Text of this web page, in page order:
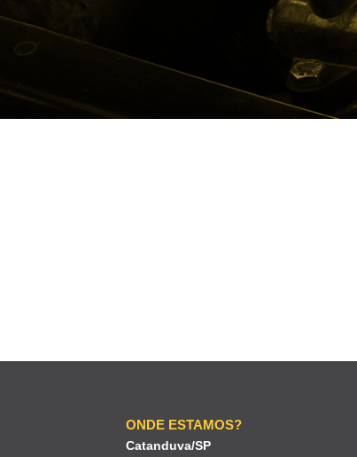
ONDE ESTAMOS?
Catanduva/SP